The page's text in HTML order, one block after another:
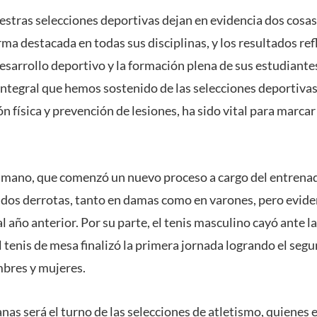
selecciones deportivas dejan en evidencia dos
destacada en todas sus disciplinas, y los resultados
deportivo y la formación plena de sus
que hemos sostenido de las selecciones
física y prevención de lesiones, ha sido vital para
que comenzó un nuevo proceso a cargo del
derrotas, tanto en damas como en varones, pero
año anterior. Por su parte, el tenis masculino cayó ante
de mesa finalizó la primera jornada logrando el
y mujeres.
será el turno de las selecciones de atletismo, quienes